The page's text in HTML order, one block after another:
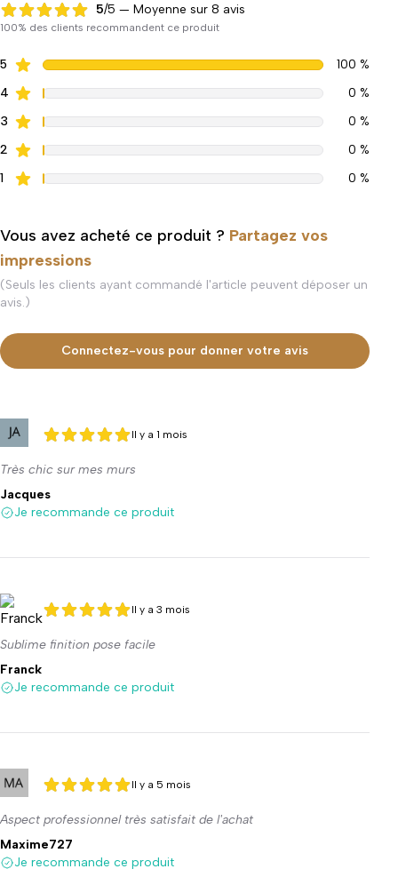
5 sur 5
5/5 — Moyenne sur 8 avis
100% des clients recommandent ce produit
5
100 %
4
0 %
3
0 %
2
0 %
1
0 %
Vous avez acheté ce produit ? Partagez vos
impressions
(Seuls les clients ayant commandé l'article peuvent déposer un
avis.)
Connectez-vous pour donner votre avis
5 sur 5
5 sur 5
Il y a 1 mois
Très chic sur mes murs
Jacques
Je recommande ce produit
5 sur 5
5 sur 5
Il y a 3 mois
Sublime finition pose facile
Franck
Je recommande ce produit
5 sur 5
5 sur 5
Il y a 5 mois
Aspect professionnel très satisfait de l'achat
Maxime727
Je recommande ce produit